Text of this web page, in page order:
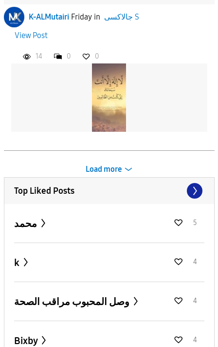
K-ALMutairi Fridayin
جالاكسى S
View Post
14 0 0
Load more
Top Liked Posts
5
k 4
4
Bixby 4